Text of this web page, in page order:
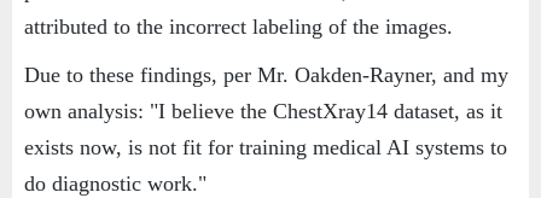
attributed to the incorrect labeling of the images.
Due to these findings, per Mr. Oakden-Rayner, and my
own analysis: "I believe the ChestXray14 dataset, as it
exists now, is not fit for training medical AI systems to
do diagnostic work."